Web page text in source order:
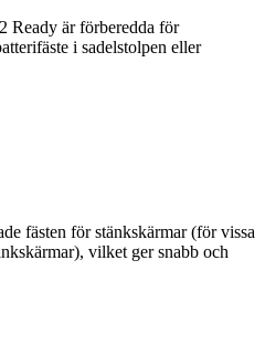
Ready är förberedda för
i sadelstolpen eller
fästen för stänkskärmar (för vissa
vilket ger snabb och